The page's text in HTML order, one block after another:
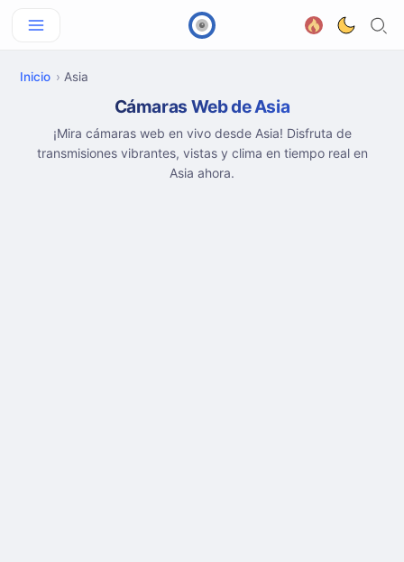
Inicio Asia
Cámaras Web de Asia
¡Mira cámaras web en vivo desde Asia! Disfruta de
transmisiones vibrantes, vistas y clima en tiempo real en
Asia ahora.